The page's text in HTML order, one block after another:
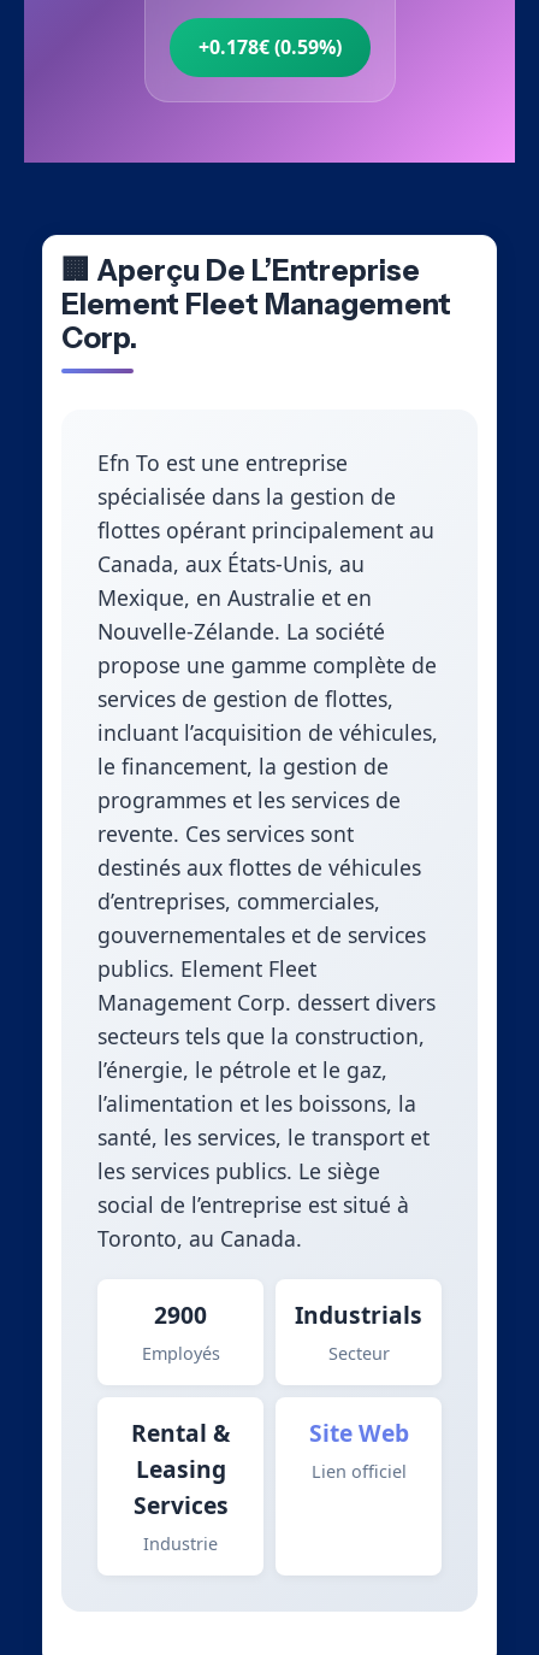
+0.178€ (0.59%)
🏢 Aperçu De L’Entreprise
Element Fleet Management
Corp.
Efn To est une entreprise
spécialisée dans la gestion de
flottes opérant principalement au
Canada, aux États-Unis, au
Mexique, en Australie et en
Nouvelle-Zélande. La société
propose une gamme complète de
services de gestion de flottes,
incluant l’acquisition de véhicules,
le financement, la gestion de
programmes et les services de
revente. Ces services sont
destinés aux flottes de véhicules
d’entreprises, commerciales,
gouvernementales et de services
publics. Element Fleet
Management Corp. dessert divers
secteurs tels que la construction,
l’énergie, le pétrole et le gaz,
l’alimentation et les boissons, la
santé, les services, le transport et
les services publics. Le siège
social de l’entreprise est situé à
Toronto, au Canada.
2900
Employés
Industrials
Secteur
Rental &
Leasing
Services
Industrie
Site Web
Lien officiel